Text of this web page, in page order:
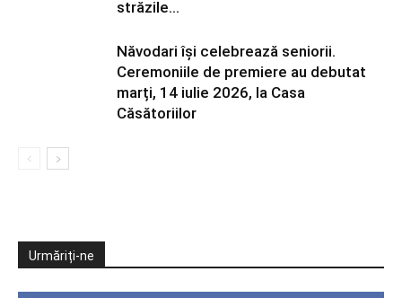
străzile...
Năvodari își celebrează seniorii.
Ceremoniile de premiere au debutat
marți, 14 iulie 2026, la Casa
Căsătoriilor
Urmăriți-ne